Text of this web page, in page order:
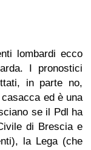
lombardi ecco
I pronostici
in parte no,
ed è una
se il Pdl ha
di Brescia e
la Lega (che